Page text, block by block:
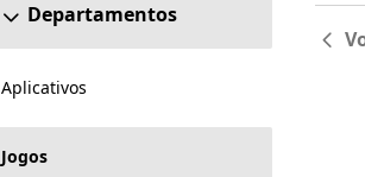
Departamentos
Aplicativos
Jogos